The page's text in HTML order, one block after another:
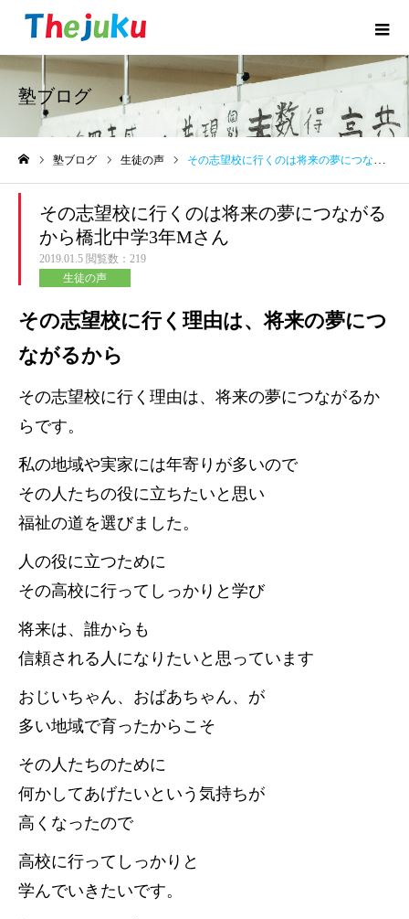
塾ブログ
塾ブログ 生徒の声 その志望校に行くのは将来の夢につながるから橋北中学3年Mさん
その志望校に行くのは将来の夢につながる
から橋北中学3年Mさん
2019.01.5 閲覧数：219
生徒の声
その志望校に行く理由は、将来の夢につ
ながるから
その志望校に行く理由は、将来の夢につながるか
らです。
私の地域や実家には年寄りが多いので
その人たちの役に立ちたいと思い
福祉の道を選びました。
人の役に立つために
その高校に行ってしっかりと学び
将来は、誰からも
信頼される人になりたいと思っています
おじいちゃん、おばあちゃん、が
多い地域で育ったからこそ
その人たちのために
何かしてあげたいという気持ちが
高くなったので
高校に行ってしっかりと
学んでいきたいです。